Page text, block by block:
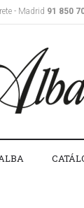
- Madrid 91 850